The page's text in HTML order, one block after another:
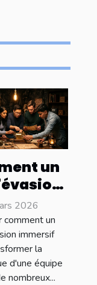
un
t-il
?
2026
comment un
immersif
la
d'une équipe
nombreux...